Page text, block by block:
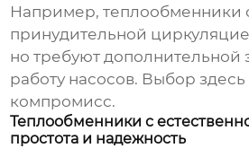
Например, теплообменники
принудительной
но требуют дополнительной
работу насосов. Выбор здесь
компромисс.
Теплообменники с
простота и надежность